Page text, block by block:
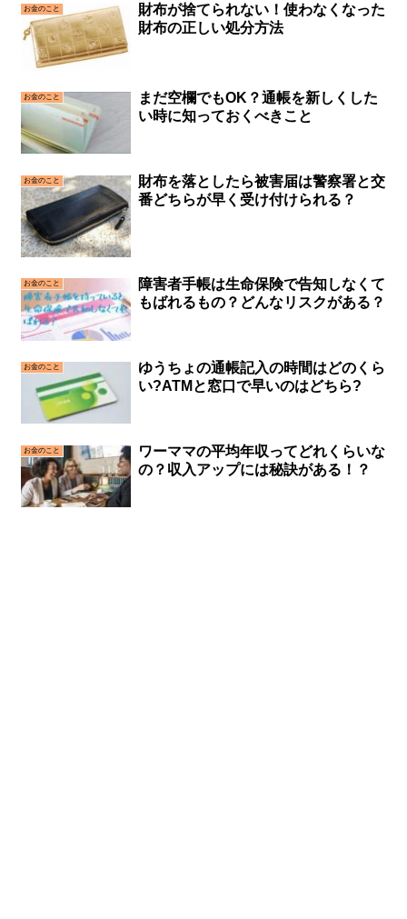
お金のこと
財布が捨てられない！使わなくなった
財布の正しい処分方法
お金のこと
まだ空欄でもOK？通帳を新しくした
い時に知っておくべきこと
お金のこと
財布を落としたら被害届は警察署と交
番どちらが早く受け付けられる？
お金のこと
障害者手帳は生命保険で告知しなくて
もばれるもの？どんなリスクがある？
お金のこと
ゆうちょの通帳記入の時間はどのくら
い?ATMと窓口で早いのはどちら?
お金のこと
ワーママの平均年収ってどれくらいな
の？収入アップには秘訣がある！？